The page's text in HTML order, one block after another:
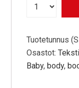
Tuotetunnus
Osastot:
Baby,body,